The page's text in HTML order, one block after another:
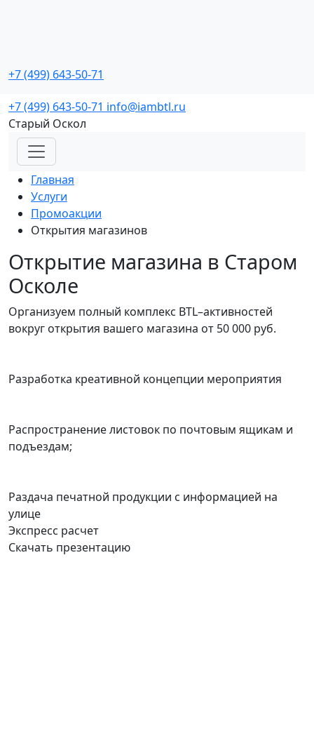
+7 (499) 643-50-71
с реальной окупаемостью
+7 (499) 643-50-71 info@iambtl.ru
Старый Оскол
Главная
Услуги
Промоакции
Открытия магазинов
Открытие магазина в Старом
Осколе
Организуем полный комплекс BTL–активностей
вокруг открытия вашего магазина от 50 000 руб.
Разработка креативной концепции мероприятия
Распространение листовок по почтовым ящикам и
подъездам;
Раздача печатной продукции с информацией на
улице
Экспресс расчет
Скачать презентацию